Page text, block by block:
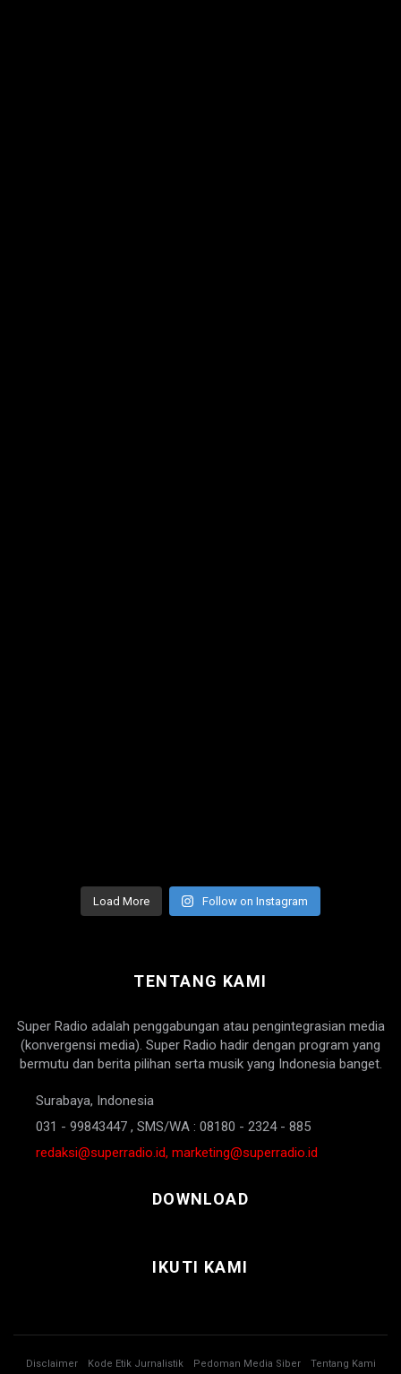
Load More Follow on Instagram
TENTANG KAMI
Super Radio adalah penggabungan atau pengintegrasian media
(konvergensi media). Super Radio hadir dengan program yang
bermutu dan berita pilihan serta musik yang Indonesia banget.
Surabaya, Indonesia
031 - 99843447 , SMS/WA : 08180 - 2324 - 885
redaksi@superradio.id, marketing@superradio.id
DOWNLOAD
IKUTI KAMI
Disclaimer Kode Etik Jurnalistik Pedoman Media Siber Tentang Kami